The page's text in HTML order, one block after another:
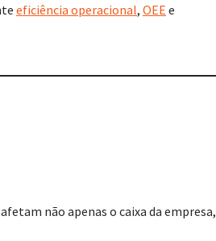
eficiência operacional, OEE e
não apenas o caixa da empresa,